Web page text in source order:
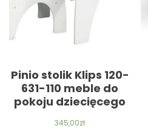
Pinio stolik Klips 120-
631-110 meble do
pokoju dziecięcego
345,00zł